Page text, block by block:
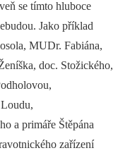
se tímto hluboce
Jako příklad
MUDr. Fabiána,
doc. Stožického,
a primáře Štěpána
zařízení